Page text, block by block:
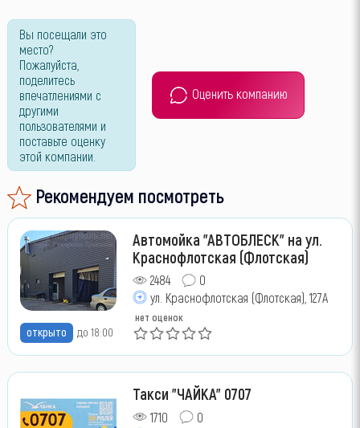
Вы посещали это
место?
Пожалуйста,
поделитесь
впечатлениями с
другими
пользователями и
поставьте оценку
этой компании.
Оценить компанию
Рекомендуем посмотреть
открыто до 18:00
Автомойка "АВТОБЛЕСК" на ул.
Краснофлотская (Флотская)
2484
0
ул. Краснофлотская (Флотская), 127А
нет оценок
Такси "ЧАЙКА" 0707
1710
0